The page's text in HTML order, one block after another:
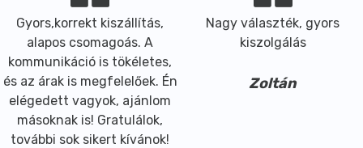
Gyors,korrekt kiszállítás,
alapos csomagoás. A
kommunikáció is tökéletes,
és az árak is megfelelőek. Én
elégedett vagyok, ajánlom
másoknak is! Gratulálok,
további sok sikert kívánok!
Nagy választék, gyors
kiszolgálás
Zoltán